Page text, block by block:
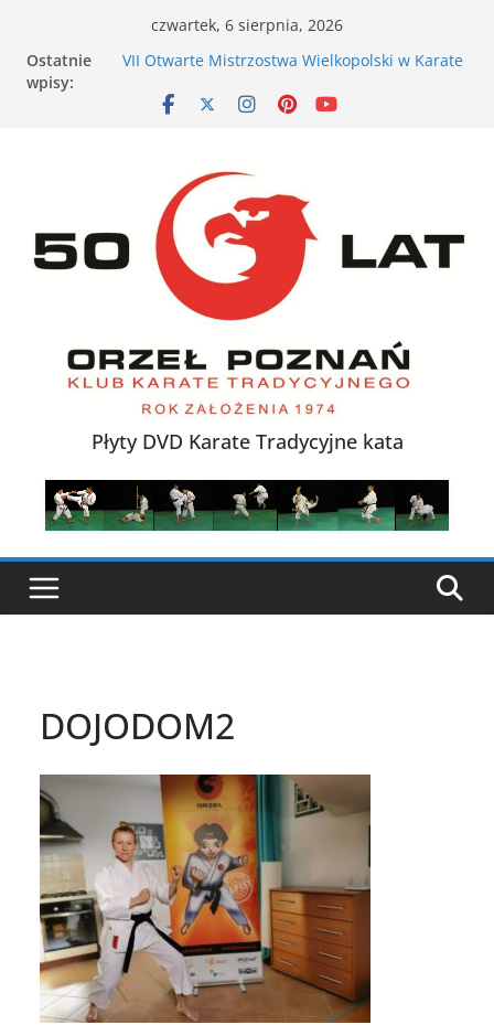
treści
czwartek, 6 sierpnia, 2026
Ostatnie
wpisy:
VII Otwarte Mistrzostwa Wielkopolski w Karate
XXVI Ogólnopolski Puchar Dzieci w Karate
buduje pewność siebie
Karate dla energicznego dziecka – dlaczego to
działa
XXXVII Mistrzostwa Polski w Karate
Tradycyjnym
Płyty DVD Karate Tradycyjne kata
DOJODOM2